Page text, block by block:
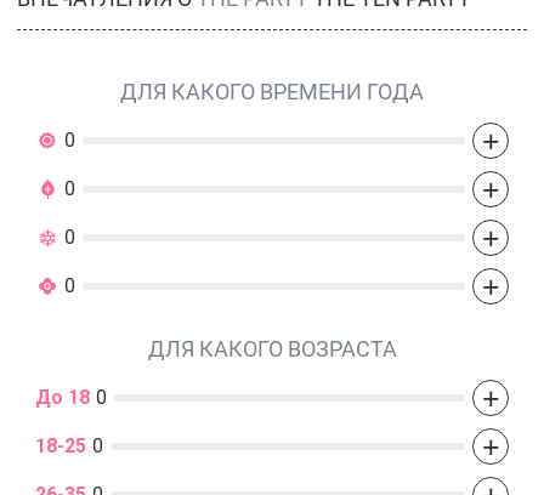
ДЛЯ КАКОГО ВРЕМЕНИ ГОДА
0 +
0 +
0 +
0 +
ДЛЯ КАКОГО ВОЗРАСТА
До 18 0 +
18-25 0 +